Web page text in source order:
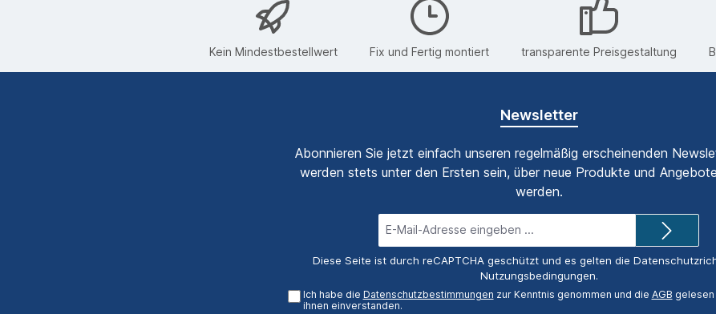
Kein Mindestbestellwert Fix und Fertig montiert transparente Preisgestaltung
Newsletter
Abonnieren Sie jetzt einfach unseren regelmäßig erscheinenden
werden stets unter den Ersten sein, über neue Produkte und
werden.
Mail-
Adresse*
Diese Seite ist durch reCAPTCHA geschützt und es gelten die
Nutzungsbedingungen.
Ich habe die Datenschutzbestimmungen zur Kenntnis genommen und die AGB gelesen
ihnen einverstanden.